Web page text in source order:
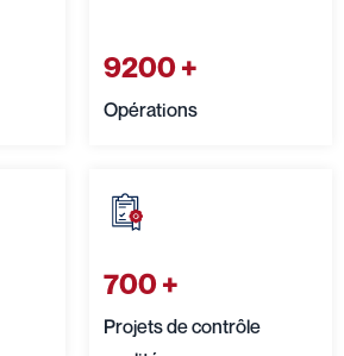
9200+
Opérations
700+
Projets de contrôle